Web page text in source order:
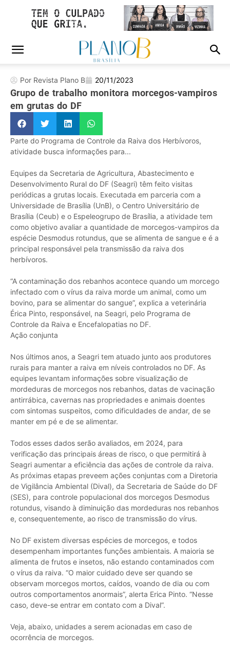
Por Revista Plano B 20/11/2023
Grupo de trabalho monitora morcegos-vampiros
em grutas do DF
Parte do Programa de Controle da Raiva dos Herbívoros,
atividade busca informações para...
Equipes da Secretaria de Agricultura, Abastecimento e
Desenvolvimento Rural do DF (Seagri) têm feito visitas
periódicas a grutas locais. Executada em parceria com a
Universidade de Brasília (UnB), o Centro Universitário de
Brasília (Ceub) e o Espeleogrupo de Brasília, a atividade tem
como objetivo avaliar a quantidade de morcegos-vampiros da
espécie Desmodus rotundus, que se alimenta de sangue e é a
principal responsável pela transmissão da raiva dos
herbívoros.
“A contaminação dos rebanhos acontece quando um morcego
infectado com o vírus da raiva morde um animal, como um
bovino, para se alimentar do sangue”, explica a veterinária
Érica Pinto, responsável, na Seagri, pelo Programa de
Controle da Raiva e Encefalopatias no DF.
Ação conjunta
Nos últimos anos, a Seagri tem atuado junto aos produtores
rurais para manter a raiva em níveis controlados no DF. As
equipes levantam informações sobre visualização de
mordeduras de morcegos nos rebanhos, datas de vacinação
antirrábica, cavernas nas propriedades e animais doentes
com sintomas suspeitos, como dificuldades de andar, de se
manter em pé e de se alimentar.
Todos esses dados serão avaliados, em 2024, para
verificação das principais áreas de risco, o que permitirá à
Seagri aumentar a eficiência das ações de controle da raiva.
As próximas etapas preveem ações conjuntas com a Diretoria
de Vigilância Ambiental (Dival), da Secretaria de Saúde do DF
(SES), para controle populacional dos morcegos Desmodus
rotundus, visando à diminuição das mordeduras nos rebanhos
e, consequentemente, ao risco de transmissão do vírus.
No DF existem diversas espécies de morcegos, e todos
desempenham importantes funções ambientais. A maioria se
alimenta de frutos e insetos, não estando contaminados com
o vírus da raiva. “O maior cuidado deve ser quando se
observam morcegos mortos, caídos, voando de dia ou com
outros comportamentos anormais”, alerta Erica Pinto. “Nesse
caso, deve-se entrar em contato com a Dival”.
Veja, abaixo, unidades a serem acionadas em caso de
ocorrência de morcegos.